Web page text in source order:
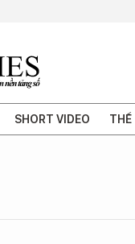
SHORT VIDEO THẾ